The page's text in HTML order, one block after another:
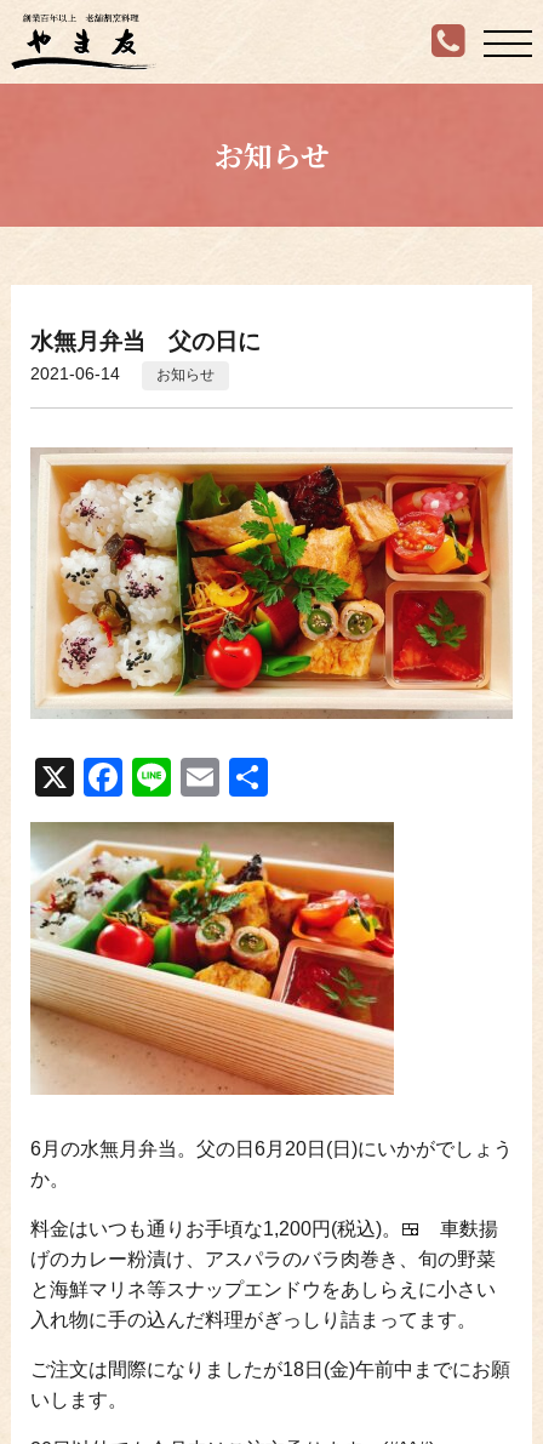
お知らせ
水無月弁当 父の日に
2021-06-14 お知らせ
X Facebook
LineEmail
有
6月の水無月弁当。父の日6月20日(日)にいかがでしょう
か。
料金はいつも通りお手頃な1,200円(税込)。🍱 車麩揚
げのカレー粉漬け、アスパラのバラ肉巻き、旬の野菜
と海鮮マリネ等スナップエンドウをあしらえに小さい
入れ物に手の込んだ料理がぎっしり詰まってます。
ご注文は間際になりましたが18日(金)午前中までにお願
いします。